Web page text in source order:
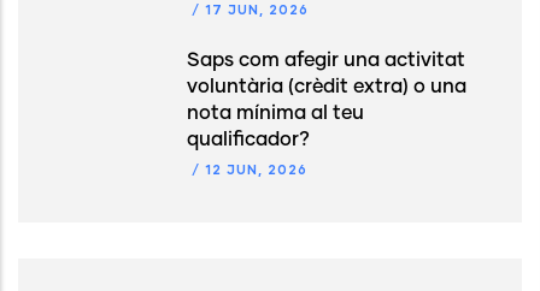
/ 17 JUN, 2026
Saps com afegir una activitat
voluntària (crèdit extra) o una
nota mínima al teu
qualificador?
/ 12 JUN, 2026